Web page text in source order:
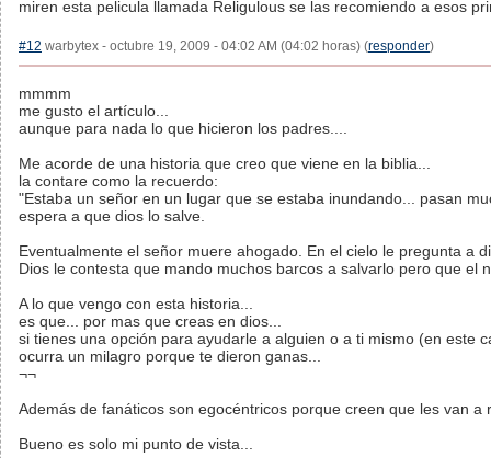
miren esta pelicula llamada Religulous se las recomiendo a esos
#12 warbytex - octubre 19, 2009 - 04:02 AM (04:02 horas) (responder)
mmmm
me gusto el artículo...
aunque para nada lo que hicieron los padres....
Me acorde de una historia que creo que viene en la biblia...
la contare como la recuerdo:
"Estaba un señor en un lugar que se estaba inundando... pasan
espera a que dios lo salve.
Eventualmente el señor muere ahogado. En el cielo le pregunta a
Dios le contesta que mando muchos barcos a salvarlo pero que el
A lo que vengo con esta historia...
es que... por mas que creas en dios...
si tienes una opción para ayudarle a alguien o a ti mismo (en este
ocurra un milagro porque te dieron ganas...
¬¬
Además de fanáticos son egocéntricos porque creen que les van
Bueno es solo mi punto de vista...